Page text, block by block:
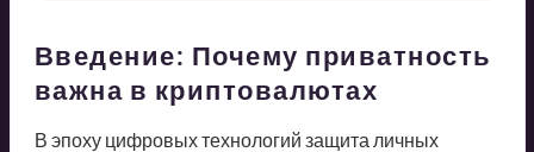
Введение: Почему приватность
важна в криптовалютах
В эпоху цифровых технологий защита личных